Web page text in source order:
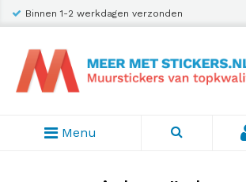
Binnen 1-2 werkdagen verzonden
Menu